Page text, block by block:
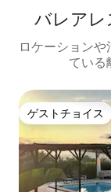
バレアレ
ロケーション
ている
ゲストチョイス
ゲストチョイス